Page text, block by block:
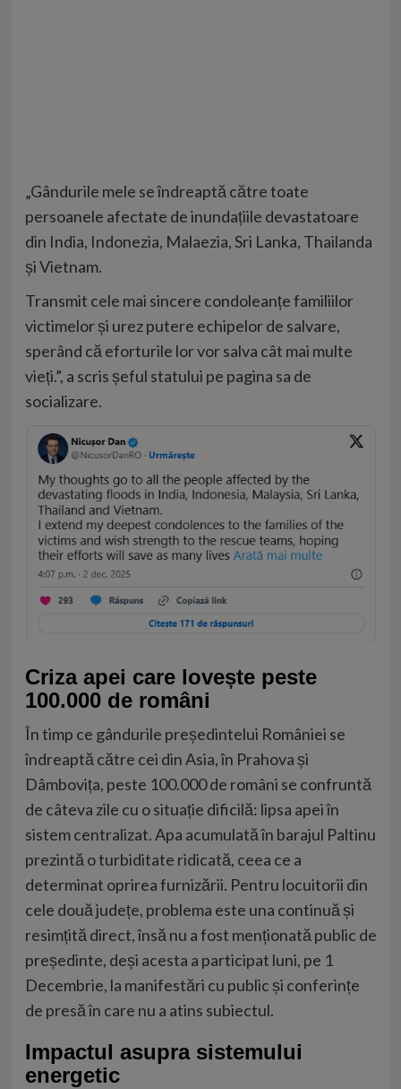
„Gândurile mele se îndreaptă către toate
persoanele afectate de inundațiile devastatoare
din India, Indonezia, Malaezia, Sri Lanka, Thailanda
și Vietnam.
Transmit cele mai sincere condoleanțe familiilor
victimelor și urez putere echipelor de salvare,
sperând că eforturile lor vor salva cât mai multe
vieți.”, a scris șeful statului pe pagina sa de
socializare.
Criza apei care lovește peste
100.000 de români
În timp ce gândurile președintelui României se
îndreaptă către cei din Asia, în Prahova și
Dâmbovița, peste 100.000 de români se confruntă
de câteva zile cu o situație dificilă: lipsa apei în
sistem centralizat. Apa acumulată în barajul Paltinu
prezintă o turbiditate ridicată, ceea ce a
determinat oprirea furnizării. Pentru locuitorii din
cele două județe, problema este una continuă și
resimțită direct, însă nu a fost menționată public de
președinte, deși acesta a participat luni, pe 1
Decembrie, la manifestări cu public și conferințe
de presă în care nu a atins subiectul.
Impactul asupra sistemului
energetic